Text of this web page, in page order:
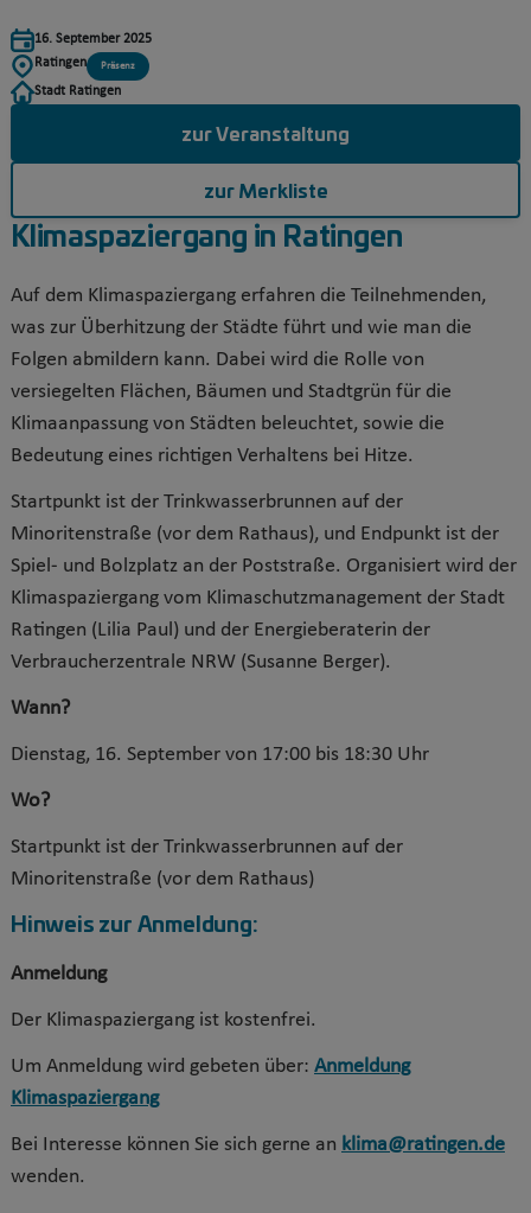
Klimaspaziergang in Ratingen
Auf dem Klimaspaziergang erfahren die Teilnehmenden,
was zur Überhitzung der Städte führt und wie man die
Folgen abmildern kann. Dabei wird die Rolle von
versiegelten Flächen, Bäumen und Stadtgrün für die
Klimaanpassung von Städten beleuchtet, sowie die
Bedeutung eines richtigen Verhaltens bei Hitze.
Startpunkt ist der Trinkwasserbrunnen auf der
Minoritenstraße (vor dem Rathaus), und Endpunkt ist der
Spiel- und Bolzplatz an der Poststraße. Organisiert wird der
Klimaspaziergang vom Klimaschutzmanagement der Stadt
Ratingen (Lilia Paul) und der Energieberaterin der
Verbraucherzentrale NRW (Susanne Berger).
Wann?
Dienstag, 16. September von 17:00 bis 18:30 Uhr
Wo?
Startpunkt ist der Trinkwasserbrunnen auf der
Minoritenstraße (vor dem Rathaus)
Hinweis zur Anmeldung:
Anmeldung
Der Klimaspaziergang ist kostenfrei.
Um Anmeldung wird gebeten über: Anmeldung
Klimaspaziergang
Bei Interesse können Sie sich gerne an klima@​ratingen.de
wenden.
16. September 2025
Ratingen
Präsenz
Stadt Ratingen
zur Veranstaltung
zur Merkliste